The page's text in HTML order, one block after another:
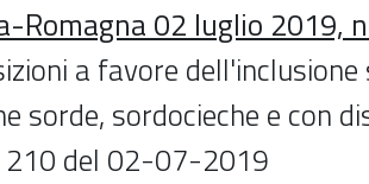
Romagna 02 luglio 2019,
a favore dell'inclusione
sorde, sordocieche e con
210 del 02-07-2019